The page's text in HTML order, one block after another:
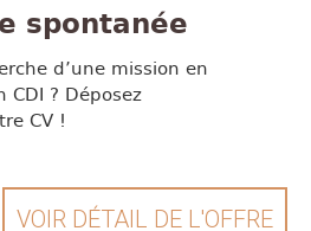
spontanée
d’une mission en
CDI ? Déposez
CV !
VOIR DÉTAIL DE L'OFFRE